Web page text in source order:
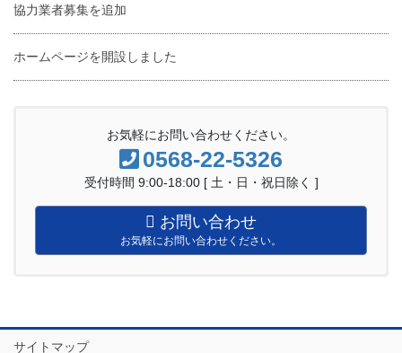
協力業者募集を追加
ホームページを開設しました
お気軽にお問い合わせください。
0568-22-5326
受付時間 9:00-18:00 [ 土・日・祝日除く ]
お問い合わせ
お気軽にお問い合わせください。
サイトマップ